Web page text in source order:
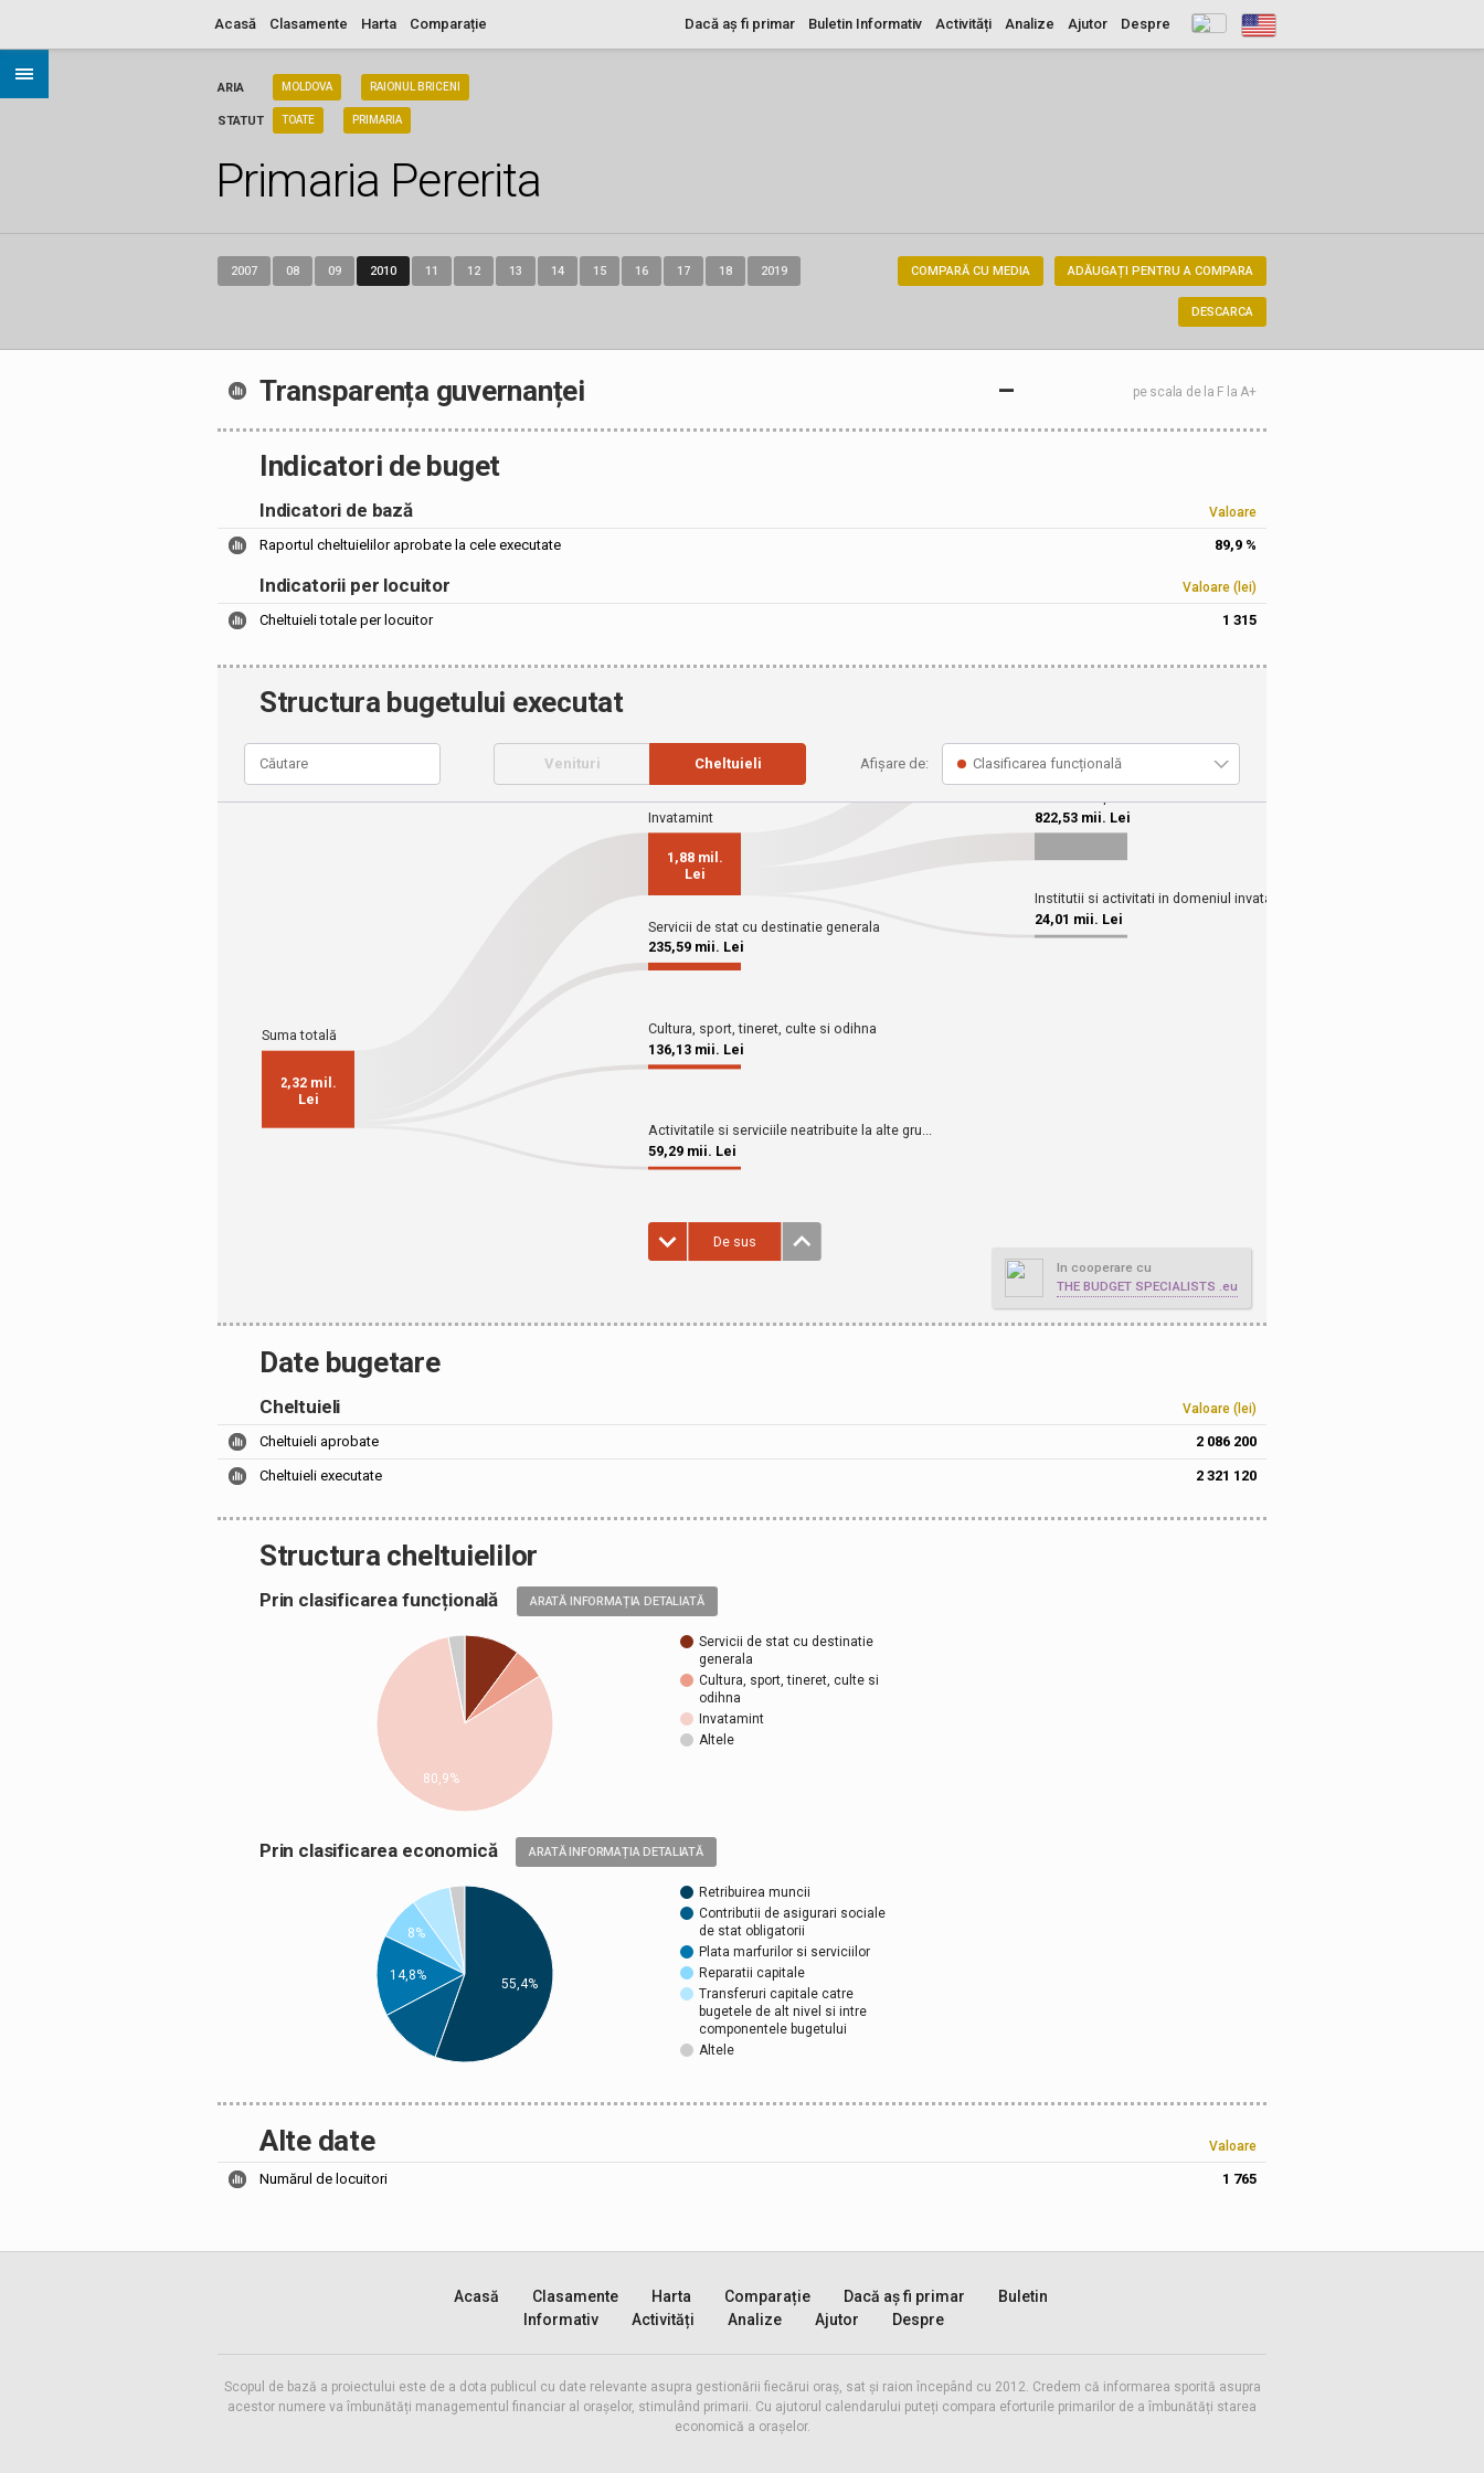
Acasă Despre
Clasamente Ajutor
Analize
Harta Activități
Buletin Informativ
Comparație Dacă aș fi primar
ARIA
STATUT
MOLDOVA RAIONUL BRICENI
TOATE PRIMARIA
Primaria Pererita
2007 08 09 2010 11 12 13 14 15 16 17 18 2019 ADĂUGAȚI PENTRU A COMPARA
COMPARĂ CU MEDIA
DESCARCA
Transparența guvernanței – pe scala de la F la A+
Indicatori de buget
Indicatori de bază Valoare
Raportul cheltuielilor aprobate la cele executate 89,9 %
Indicatorii per locuitor Valoare (lei)
Cheltuieli totale per locuitor 1 315
Structura bugetului executat
In cooperare cu
THE BUDGET SPECIALISTS .eu
Date bugetare
Cheltuieli Valoare (lei)
Cheltuieli aprobate 2 086 200
Cheltuieli executate 2 321 120
Structura cheltuielilor
Prin clasificarea funcțională ARATĂ INFORMAȚIA DETALIATĂ
Servicii de stat cu destinatie
generala
Cultura, sport, tineret, culte si
odihna
Invatamint
Altele
80,9%
Prin clasificarea economică ARATĂ INFORMAȚIA DETALIATĂ
Retribuirea muncii
Contributii de asigurari sociale
de stat obligatorii
Plata marfurilor si serviciilor
Reparatii capitale
Transferuri capitale catre
bugetele de alt nivel si intre
componentele bugetului
Altele
8%
14,8%
55,4%
Alte date Valoare
Numărul de locuitori 1 765
Acasă Clasamente Harta Comparație Dacă aș fi primar
Buletin
Informativ
Activități Analize Ajutor Despre
Scopul de bază a proiectului este de a dota publicul cu date relevante asupra gestionării fiecărui oraș, sat și raion începând cu 2012. Credem că informarea sporită asupra
acestor numere va îmbunătăți managementul financiar al orașelor, stimulând primarii. Cu ajutorul calendarului puteți compara eforturile primarilor de a îmbunătăți starea
economică a orașelor.